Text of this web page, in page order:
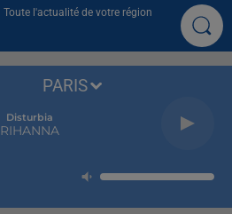
Toute l'actualité de votre région
Disturbia
RIHANNA
PARIS